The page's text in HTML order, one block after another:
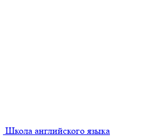
Школа английского языка